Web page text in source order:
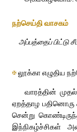
நற்செய்தி வாசகம்
அப்பத்தைப் பிட்டு
✠லூக்கா எழுதிய
வாரத்தின்
ஏறத்தாழ
சென்று
இந்நிகழ்ச்சிகள்